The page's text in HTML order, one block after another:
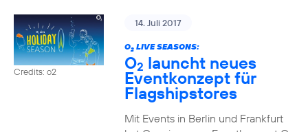
Credits: o2
14. Juli 2017
O2LIVE SEASONS:
O2 launcht neues
Eventkonzept für
Flagshipstores
Mit Events in Berlin und Frankfurt